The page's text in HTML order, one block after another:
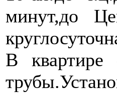
минут,до
В квартире